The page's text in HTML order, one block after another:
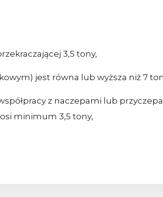
3,5 tony,
jest równa lub wyższa niż 7
z naczepami lub
minimum 3,5 tony,